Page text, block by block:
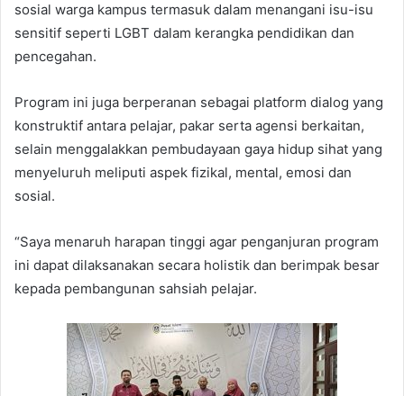
sosial warga kampus termasuk dalam menangani isu-isu
sensitif seperti LGBT dalam kerangka pendidikan dan
pencegahan.
Program ini juga berperanan sebagai platform dialog yang
konstruktif antara pelajar, pakar serta agensi berkaitan,
selain menggalakkan pembudayaan gaya hidup sihat yang
menyeluruh meliputi aspek fizikal, mental, emosi dan
sosial.
“Saya menaruh harapan tinggi agar penganjuran program
ini dapat dilaksanakan secara holistik dan berimpak besar
kepada pembangunan sahsiah pelajar.